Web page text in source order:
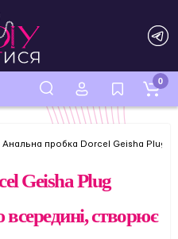
0
Анальна пробка Dorcel Geisha Plug
Geisha Plug
створює